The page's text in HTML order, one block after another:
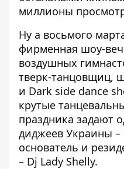
миллионы
Ну а восьмого
фирменная шоу-
воздушных
тверк-танцовщиц,
и Dark side dance
крутые
праздника задают
диджеев Украины –
основатель и
– Dj Lady Shelly.